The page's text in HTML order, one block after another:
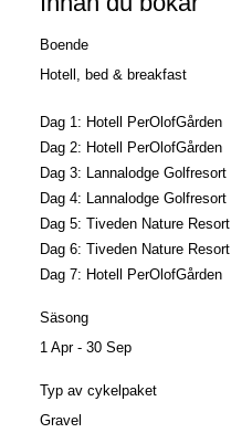
Boende
Hotell
bed & breakfast
Dag 1: Hotell PerOlofGården
Dag 2: Hotell PerOlofGården
Dag 3: Lannalodge Golfresort
Dag 4: Lannalodge Golfresort
Dag 5: Tiveden Nature Resort
Dag 6: Tiveden Nature Resort
Dag 7: Hotell PerOlofGården
Säsong
1 Apr - 30 Sep
Typ av cykelpaket
Gravel